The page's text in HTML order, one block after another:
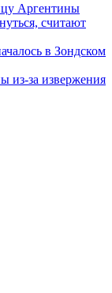
Аргентины
считают
в Зондском
из-за извержения